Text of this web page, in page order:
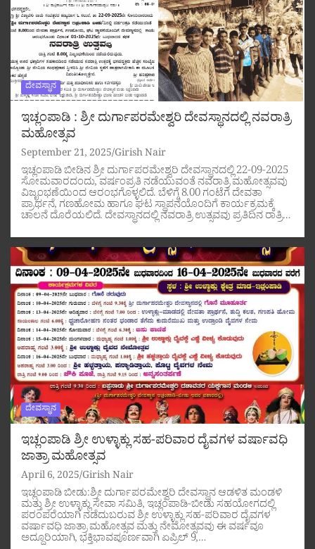
ದೇವಸ್ಥಾನ
ಇಚ್ಲಂಪಾಡಿ : ಶ್ರೀ ದುರ್ಗಾಪರಮೇಶ್ವರಿ ದೇವಸ್ಥಾನದಲ್ಲಿ ನವರಾತ್ರಿ
ಮಹೋತ್ಸವ
September 21, 2025 Girish Nair
ಇಚ್ಲಂಪಾಡಿ ಬೀಡಿನ ಶ್ರೀ ದುರ್ಗಾಪರಮೇಶ್ವರಿ ದೇವಸ್ಥಾನದಲ್ಲಿ 22-09-2025
ಸೋಮವಾರದಂದು, ವರ್ಷಂಪ್ರತಿ ನಡೆಯುವಂತೆ ನವರಾತ್ರಿ ಮಹೋತ್ಸವವು
ವಿಜೃಂಭಣೆಯಿಂದ ಆರಂಭಗೊಳ್ಳಲಿದೆ. ಬೆಳಿಗ್ಗೆ 8.00 ಗಂಟೆಗೆ ದೇವತಾ
ಪ್ರಾರ್ಥನೆ, ಗಣಹೋಮ ಹಾಗೂ ಘಟ ಸ್ಥಾಪನೆಯೊಂದಿಗೆ ಕಾರ್ಯಕ್ರಮಕ್ಕೆ
ಚಾಲನೆ ದೊರೆಯಲಿದೆ. ದೇವಸ್ಥಾನದಲ್ಲಿ ನವರಾತ್ರಿ ಉತ್ಸವವು ಪ್ರತಿದಿನ ರಾತ್ರಿ…
ದೇವಸ್ಥಾನ
ಇಚ್ಲಂಪಾಡಿ ಶ್ರೀ ಉಳ್ಳಾಕ್ಲು ಸಹ-ಪರಿವಾರ ದೈವಗಳ ವರ್ಷಾವಧಿ
ಜಾತ್ರಾ ಮಹೋತ್ಸವ
April 6, 2025 Girish Nair
ಇಚ್ಲಂಪಾಡಿ ಬೀಡು:ಶ್ರೀ ದುರ್ಗಾಪರಮೇಶ್ವರಿ ದೇವಸ್ಥಾನ ಆಡಳಿತ ಮಂಡಳಿ
ಮತ್ತು ಶ್ರೀ ಉಳ್ಳಾಕ್ಲು ಸೇವಾ ಸಮಿತಿ, ಇಚ್ಲಂಪಾಡಿ-ಬೀಡು ಸಹಯೋಗದಲ್ಲಿ
ಪರಂಪರೆಯಾಗಿ ನಡೆದುಬರುವ ಶ್ರೀ ಉಳ್ಳಾಕ್ಲು ಸಹ-ಪರಿವಾರ ದೈವಗಳ
ವರ್ಷಾವಧಿ ಜಾತ್ರಾ ಮಹೋತ್ಸವ ಮತ್ತು ನೇಮೋತ್ಸವವು ಈ ವರ್ಷವೂ
ಅದ್ದೂರಿಯಾಗಿ, ಭಕ್ತಿಭಾವಪೂರ್ಣವಾಗಿ ಏಪ್ರಿಲ್ 9,…